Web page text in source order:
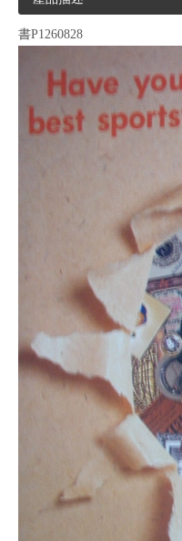
書P1260828